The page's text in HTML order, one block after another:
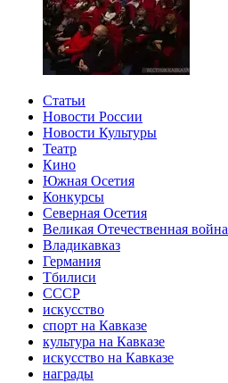
Статьи
Новости России
Новости Культуры
Театр
Кино
Южная Осетия
Конкурсы
Северная Осетия
Великая Отечественная война
Владикавказ
Германия
Тбилиси
СССР
искусство
спорт на Кавказе
культура на Кавказе
искусство на Кавказе
награды